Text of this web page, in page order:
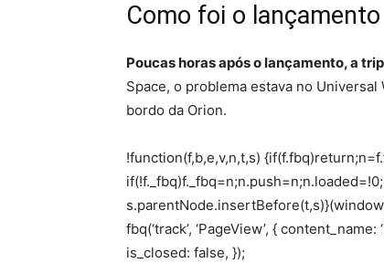
Como foi o lançamento
Poucas horas após o lançamento, a
Space, o problema estava no
bordo da Orion.
!function(f,b,e,v,n,t,s)
s.parentNode.insertBefore(t,s)}(window,
fbq(‘track’, ‘PageView’, {
is_closed: false, });